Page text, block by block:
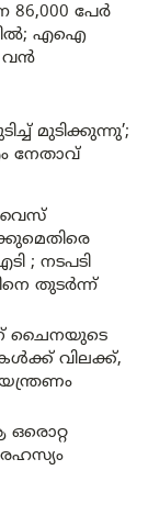
പേർ
എഐ
വൻ
മുടിക്കുന്നു’;
നേതാവ്
വൈസ്
; നടപടി
തുടർന്ന്
ചൈനയുടെ
വിലക്ക്,
ഒരൊറ്റ